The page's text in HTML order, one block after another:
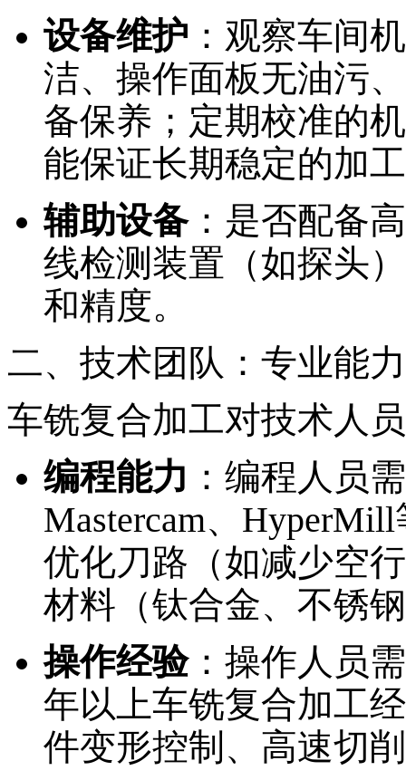
设备维护 ：观察车间
洁、操作面板无油污
备保养；定期校准的
能保证长期稳定的加
辅助设备：是否配备
线检测装置（如探头
和精度。
二、技术团队：专业能
车铣复合加工对技术人
编程能力 ：编程人员
Mastercam、
优化刀路（如减少空
材料（钛合金、不锈
操作经验：操作人员
年以上车铣复合加工
件变形控制、高速切